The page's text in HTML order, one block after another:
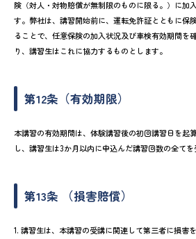
険（対人・対物賠償が無制限のものに限る。）に加
す。弊社は、講習開始前に、運転免許証とともに保
ることで、任意保険の加入状況及び車検有効期間を
り、講習生はこれに協力するものとします。
第12条（有効期限）
本講習の有効期間は、体験講習後の初回講習日を起
し、講習生は3か月以内に申込んだ講習回数の全てを
第13条 （損害賠償）
1. 講習生は、本講習の受講に関連して第三者に損害